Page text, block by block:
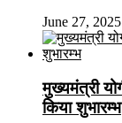
June 27, 2025
मुख्यमंत्री
किया शुभारम्भ